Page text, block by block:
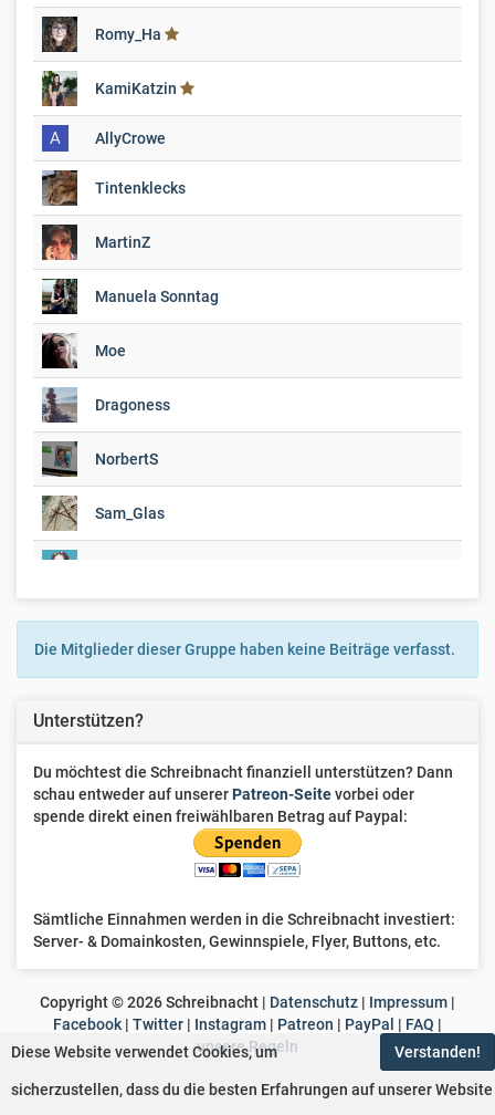
Romy_Ha
KamiKatzin
A AllyCrowe
Tintenklecks
MartinZ
Manuela Sonntag
Moe
Dragoness
NorbertS
Sam_Glas
Liehsah
Lou
Arynah
SebMeissner
Die Mitglieder dieser Gruppe haben keine Beiträge verfasst.
Unterstützen?
Du möchtest die Schreibnacht finanziell unterstützen? Dann
schau entweder auf unsererPatreon-Seitevorbei oder
spende direkt einen freiwählbaren Betrag auf Paypal:
Sämtliche Einnahmen werden in die Schreibnacht investiert:
Server- & Domainkosten, Gewinnspiele, Flyer, Buttons, etc.
Copyright ©2026Schreibnacht | Datenschutz | Impressum |
Facebook | Twitter | Instagram | Patreon | PayPal | FAQ |
unsere Regeln
Verstanden!
Diese Website verwendet Cookies, um
sicherzustellen, dass du die besten Erfahrungen auf unserer Website